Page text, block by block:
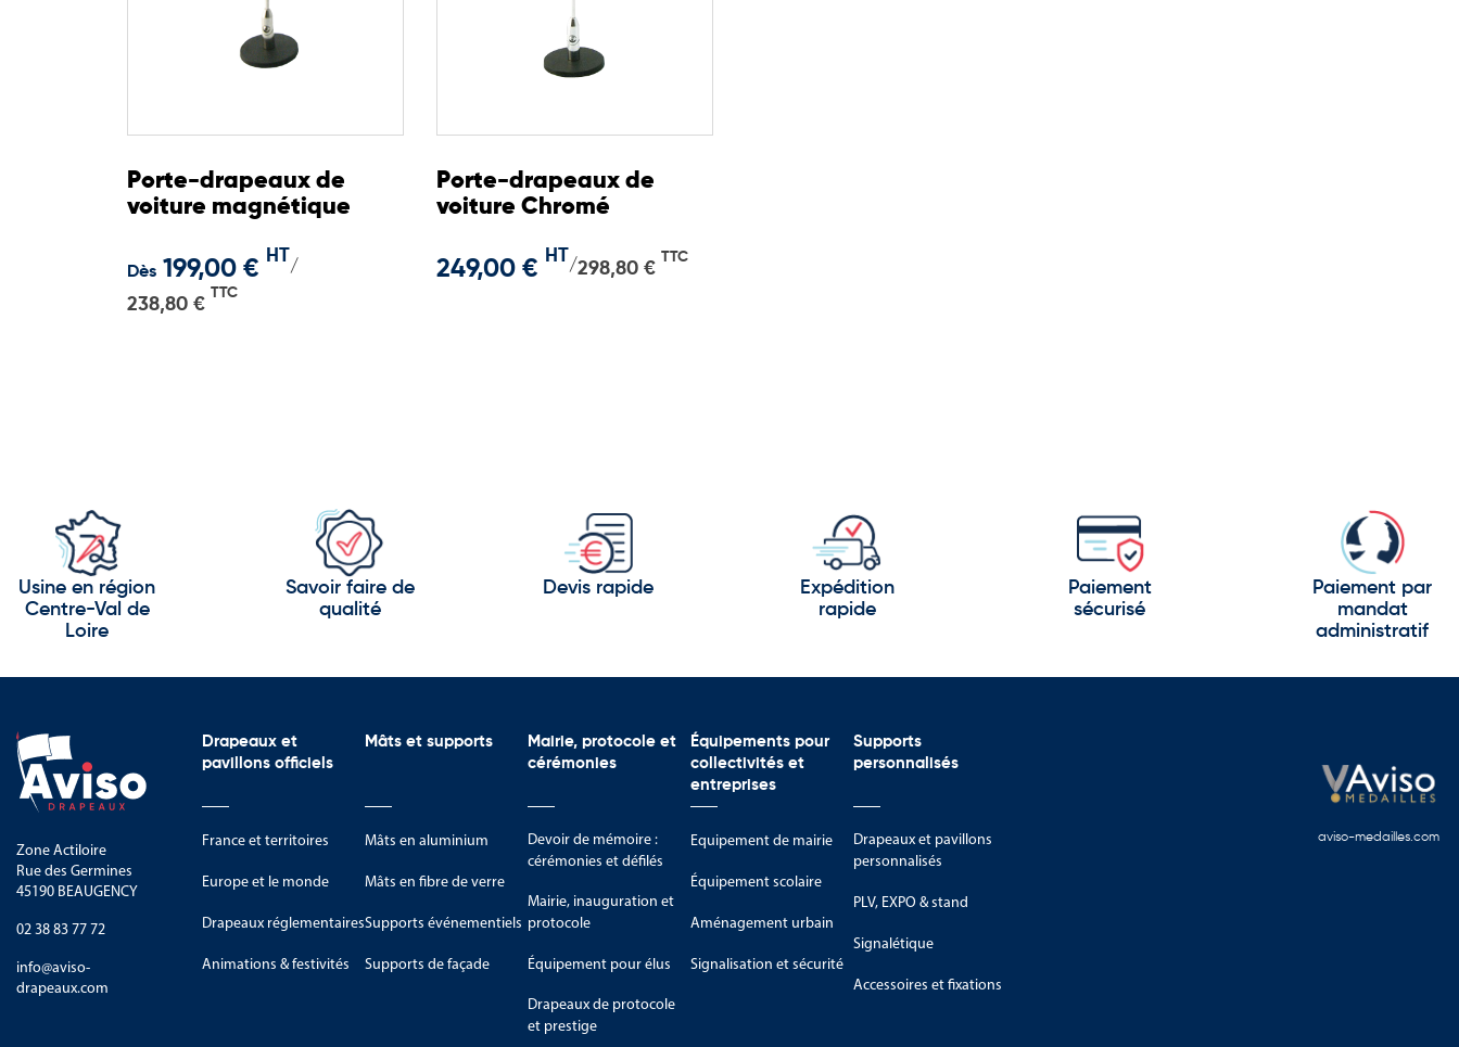
Porte-drapeaux de
voiture magnétique
Dès 199,00 € HT
/
238,80 €
TTC
Porte-drapeaux de
voiture Chromé
249,00 € HT /298,80 €
TTC
Usine en région
Centre-Val de
Loire
Savoir faire de
qualité
Devis rapide
Expédition
rapide
Paiement
sécurisé
Paiement par
mandat
administratif
Zone Actiloire
Rue des Germines
45190 BEAUGENCY
02 38 83 77 72
info@aviso-
drapeaux.com
Drapeaux et
pavillons officiels
France et territoires
Europe et le monde
Drapeaux réglementaires
Animations & festivités
Mâts et supports
Mâts en aluminium
Mâts en fibre de verre
Supports événementiels
Supports de façade
Mairie, protocole et
cérémonies
Devoir de mémoire :
cérémonies et défilés
Mairie, inauguration et
protocole
Équipement pour élus
Drapeaux de protocole
et prestige
Équipements pour
collectivités et
entreprises
Equipement de mairie
Équipement scolaire
Aménagement urbain
Signalisation et sécurité
Supports
personnalisés
Drapeaux et pavillons
personnalisés
PLV, EXPO & stand
Signalétique
Accessoires et fixations
aviso-medailles.com